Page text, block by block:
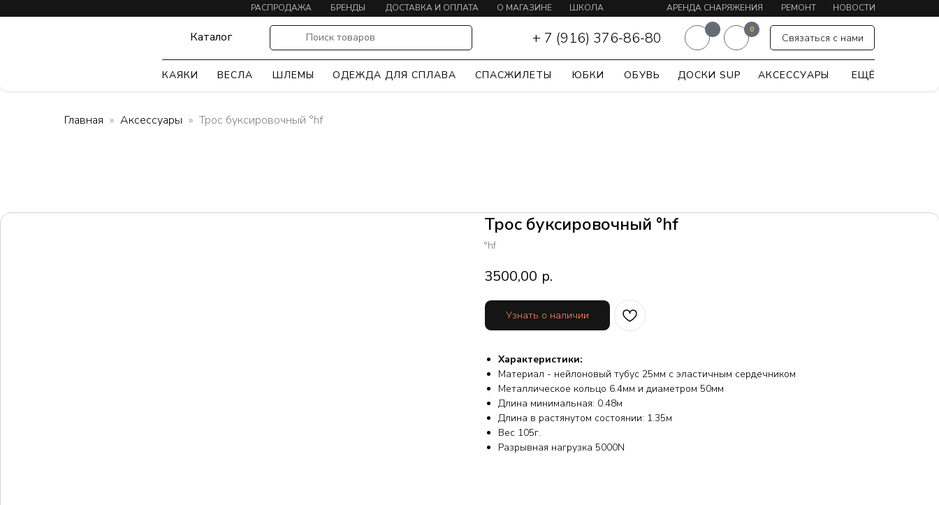
Каталог
РАСПРОДАЖА БРЕНДЫ ДОСТАВКА И ОПЛАТА О МАГАЗИНЕ
ШКОЛА
КАЯКИНГА
АРЕНДА СНАРЯЖЕНИЯ РЕМОНТ НОВОСТИ
Поиск товаров Связаться с нами
+ 7 (916) 376-86-80
КАЯКИ ВЕСЛА ОДЕЖДА ДЛЯ СПЛАВА ОБУВЬ
ШЛЕМЫ СПАСЖИЛЕТЫ ЮБКИ ДОСКИ SUP АКСЕССУАРЫ ЕЩЁ
0
Главная Аксессуары Трос буксировочный °hf
Трос буксировочный °hf
°hf
3500,00 р.
Узнать о наличии
Характеристики:
Материал - нейлоновый тубус 25мм с эластичным сердечником
Металлическое кольцо 6.4мм и диаметром 50мм
Длина минимальная: 0.48м
Длина в растянутом состоянии: 1.35м
Вес 105г.
Разрывная нагрузка 5000N